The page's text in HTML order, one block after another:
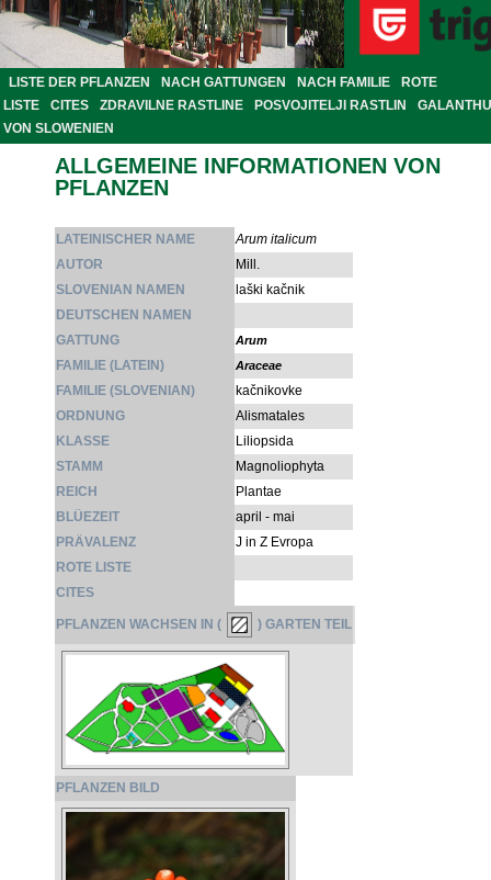
LISTE DER PFLANZEN NACH GATTUNGEN NACH FAMILIE
ROTE
LISTE
CITES ZDRAVILNE RASTLINE POSVOJITELJI RASTLIN
VON SLOWENIEN
ALLGEMEINE INFORMATIONEN VON
PFLANZEN
LATEINISCHER NAME
Arum italicum
AUTOR
Mill.
SLOVENIAN NAMEN
laški kačnik
DEUTSCHEN NAMEN
GATTUNG
Arum
FAMILIE (LATEIN) Araceae
FAMILIE (SLOVENIAN)
kačnikovke
ORDNUNG
Alismatales
KLASSE
Liliopsida
STAMM
Magnoliophyta
REICH
Plantae
BLÜEZEIT
april - mai
PRÄVALENZ
J in Z Evropa
ROTE LISTE
CITES
PFLANZEN WACHSEN IN ( ) GARTEN TEIL
PFLANZEN BILD